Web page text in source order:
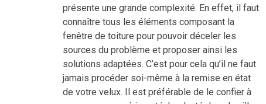
présente une grande complexité. En effet, il faut
connaître tous les éléments composant la
fenêtre de toiture pour pouvoir déceler les
sources du problème et proposer ainsi les
solutions adaptées. C’est pour cela qu’il ne faut
jamais procéder soi-même à la remise en état
de votre velux. Il est préférable de le confier à